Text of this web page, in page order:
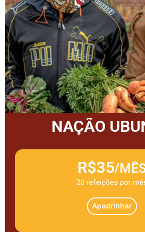
NAÇÃO
R$35/
20 refeições por
Apadrinhar